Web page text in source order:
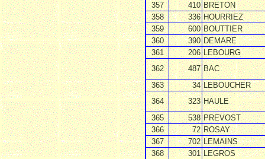
357
410 BRETON
358
336 HOURRIEZ
359
600 BOUTTIER
360
390 DEMARE
361
206 LEBOURG
362
487 BAC
363
34 LEBOUCHER
364
323 HAULE
365
538 PREVOST
366
72 ROSAY
367
702 LEMAINS
368
301 LEGROS